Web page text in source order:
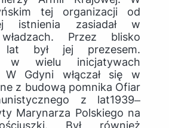
tej organizacji od
istnienia zasiadał w
Przez blisko
lat był jej prezesem.
w wielu inicjatywach
W Gdyni włączał się w
z budową pomnika Ofiar
z lat1939‒
Marynarza Polskiego na
Był również